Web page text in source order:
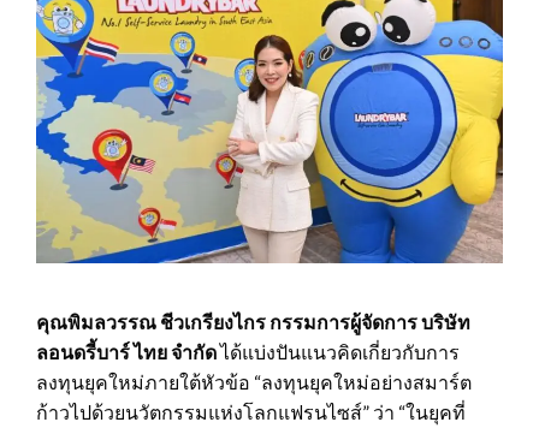
คุณพิมลวรรณ ชีวเกรียงไกร กรรมการผู้จัดการ บริษัท
ลอนดรี้บาร์ ไทย จำกัดได้แบ่งปันแนวคิดเกี่ยวกับการ
ลงทุนยุคใหม่ภายใต้หัวข้อ “ลงทุนยุคใหม่อย่างสมาร์ต
ก้าวไปด้วยนวัตกรรมแห่งโลกแฟรนไซส์” ว่า “ในยุคที่